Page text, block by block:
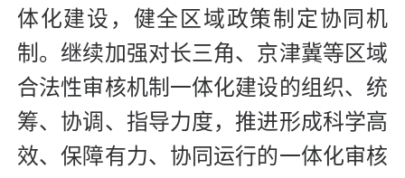
体化建设，健全区域政策制定协同机
制。继续加强对长三角、京津冀等区域
合法性审核机制一体化建设的组织、统
筹、协调、指导力度，推进形成科学高
效、保障有力、协同运行的一体化审核